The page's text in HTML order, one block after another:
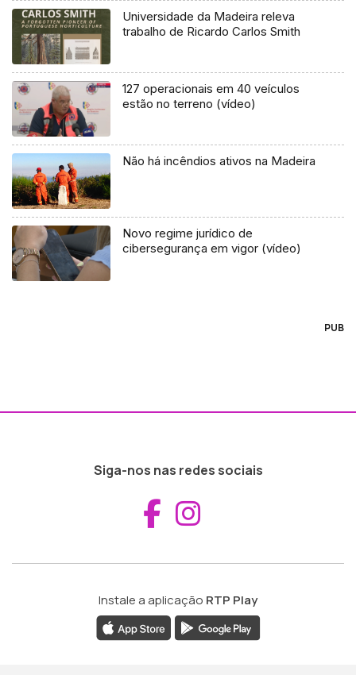
Universidade da Madeira releva
trabalho de Ricardo Carlos Smith
127 operacionais em 40 veículos
estão no terreno (vídeo)
Não há incêndios ativos na Madeira
Novo regime jurídico de
cibersegurança em vigor (vídeo)
PUB
Siga-nos nas redes sociais
Aceder ao
Instale a aplicação RTP Play